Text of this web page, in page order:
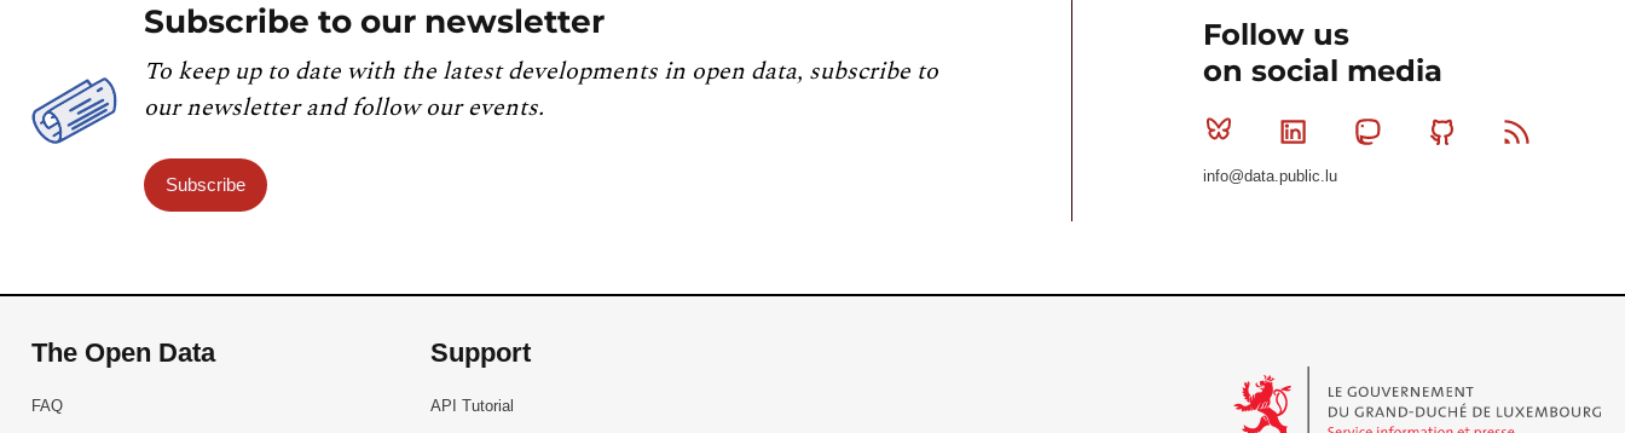
Subscribe to our newsletter
To keep up to date with the latest developments in open data, subscribe to
our newsletter and follow our events.
Subscribe
Follow us
on social media
Bluesky Linkedin MastodonGithub
info@data.public.lu
The Open Data
FAQ
Support
API Tutorial